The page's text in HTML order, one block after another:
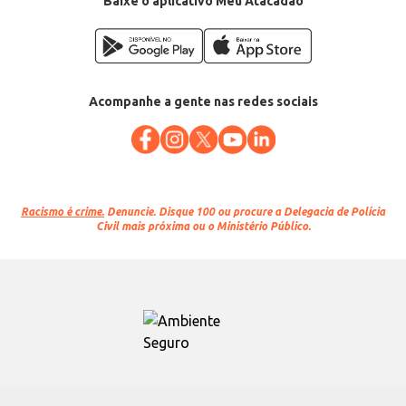
Acompanhe a gente nas redes sociais
Racismo é crime. Denuncie. Disque 100 ou procure a Delegacia de Polícia
Civil mais próxima ou o Ministério Público.